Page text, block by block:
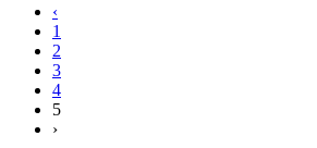
‹
1
2
3
4
5
›